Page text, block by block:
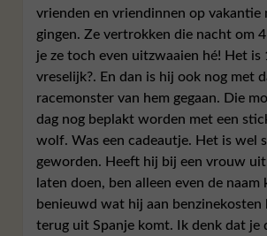
vrienden en vriendinnen op vakantie
gingen. Ze vertrokken die nacht om
je ze toch even uitzwaaien hé! Het is
vreselijk?. En dan is hij ook nog met
racemonster van hem gegaan. Die
dag nog beplakt worden met een
wolf. Was een cadeautje. Het is wel
geworden. Heeft hij bij een vrouw
laten doen, ben alleen even de naam
benieuwd wat hij aan benzinekosten
terug uit Spanje komt. Ik denk dat je